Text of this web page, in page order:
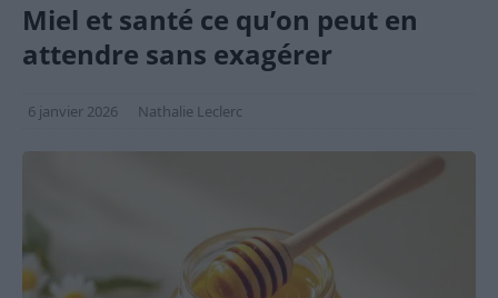
Miel et santé ce qu’on peut en
attendre sans exagérer
6 janvier 2026 Nathalie Leclerc